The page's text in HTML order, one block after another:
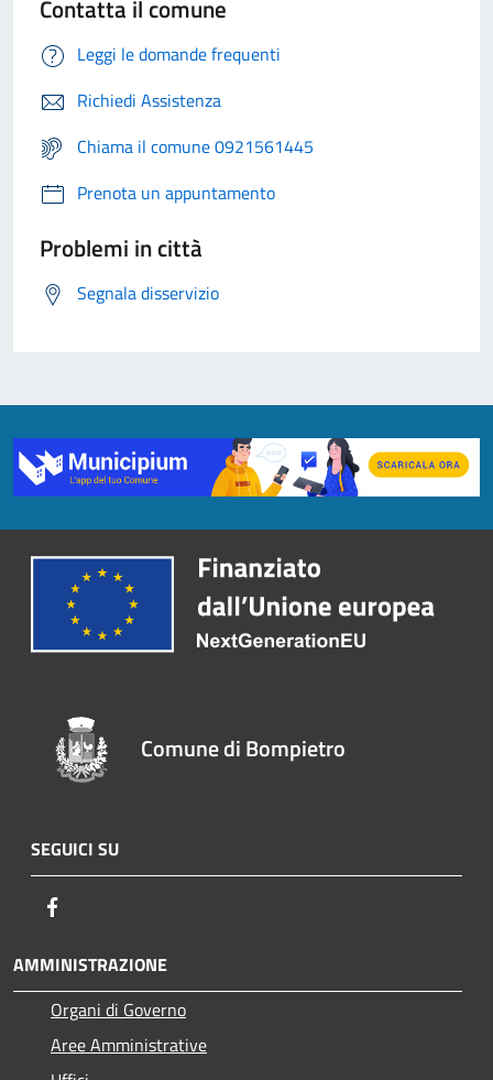
Contatta il comune
Leggi le domande frequenti
Richiedi Assistenza
Chiama il comune 0921561445
Prenota un appuntamento
Problemi in città
Segnala disservizio
Comune di Bompietro
SEGUICI SU
AMMINISTRAZIONE
Organi di Governo
Aree Amministrative